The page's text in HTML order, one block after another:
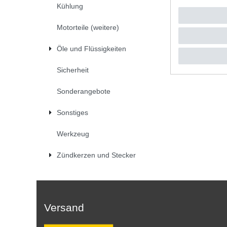
Kühlung
Motorteile (weitere)
Öle und Flüssigkeiten
Sicherheit
Sonderangebote
Sonstiges
Werkzeug
Zündkerzen und Stecker
UVP
*inkl.
Versand